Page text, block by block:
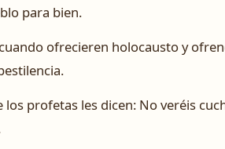
para bien.
ofrecieren holocausto y
los profetas les dicen: No veréis